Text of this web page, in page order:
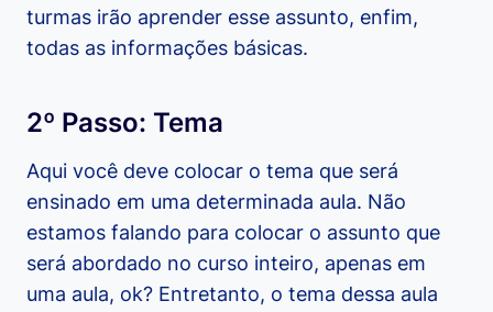
turmas irão aprender esse assunto, enfim,
todas as informações básicas.
2º Passo: Tema
Aqui você deve colocar o tema que será
ensinado em uma determinada aula. Não
estamos falando para colocar o assunto que
será abordado no curso inteiro, apenas em
uma aula, ok? Entretanto, o tema dessa aula